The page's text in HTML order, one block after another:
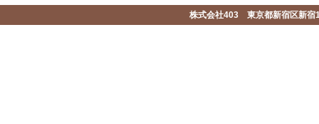
株式会社403 東京都新宿区新